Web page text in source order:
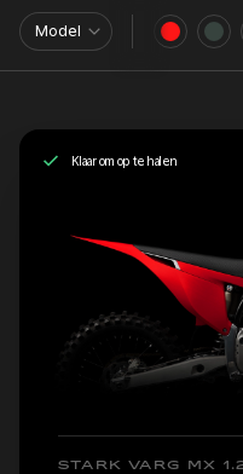
Model
Klaar om op te halen
STARK VARG MX